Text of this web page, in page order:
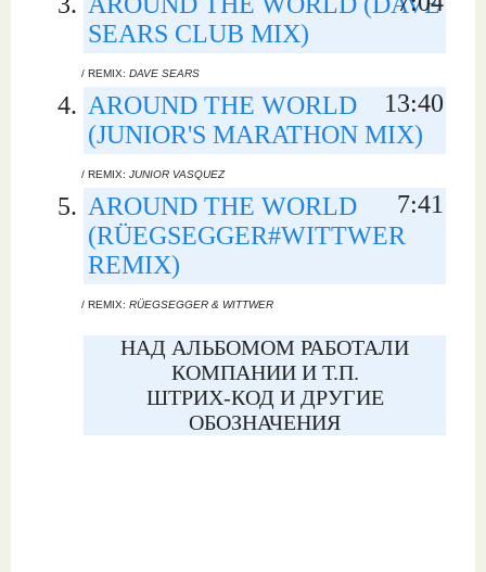
SEARS CLUB MIX)
/ REMIX: DAVE SEARS
AROUND THE WORLD
(JUNIOR'S MARATHON MIX)
13:40
/ REMIX: JUNIOR VASQUEZ
AROUND THE WORLD
(RÜEGSEGGER#WITTWER
REMIX)
7:41
/ REMIX: RÜEGSEGGER & WITTWER
НАД АЛЬБОМОМ РАБОТАЛИ
КОМПАНИИ И Т.П.
ШТРИХ-КОД И ДРУГИЕ
ОБОЗНАЧЕНИЯ